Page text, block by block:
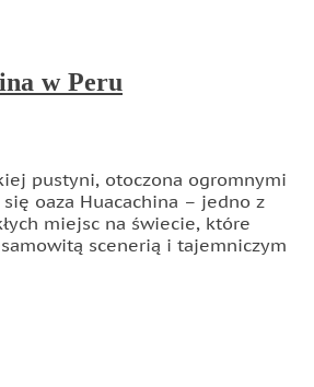
w Peru
pustyni, otoczona ogromnymi
oaza Huacachina – jedno z
miejsc na świecie, które
scenerią i tajemniczym